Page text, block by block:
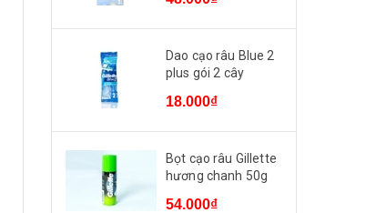
Dao cạo râu Blue 2
plus gói 2 cây
18.000₫
Bọt cạo râu Gillette
hương chanh 50g
54.000₫